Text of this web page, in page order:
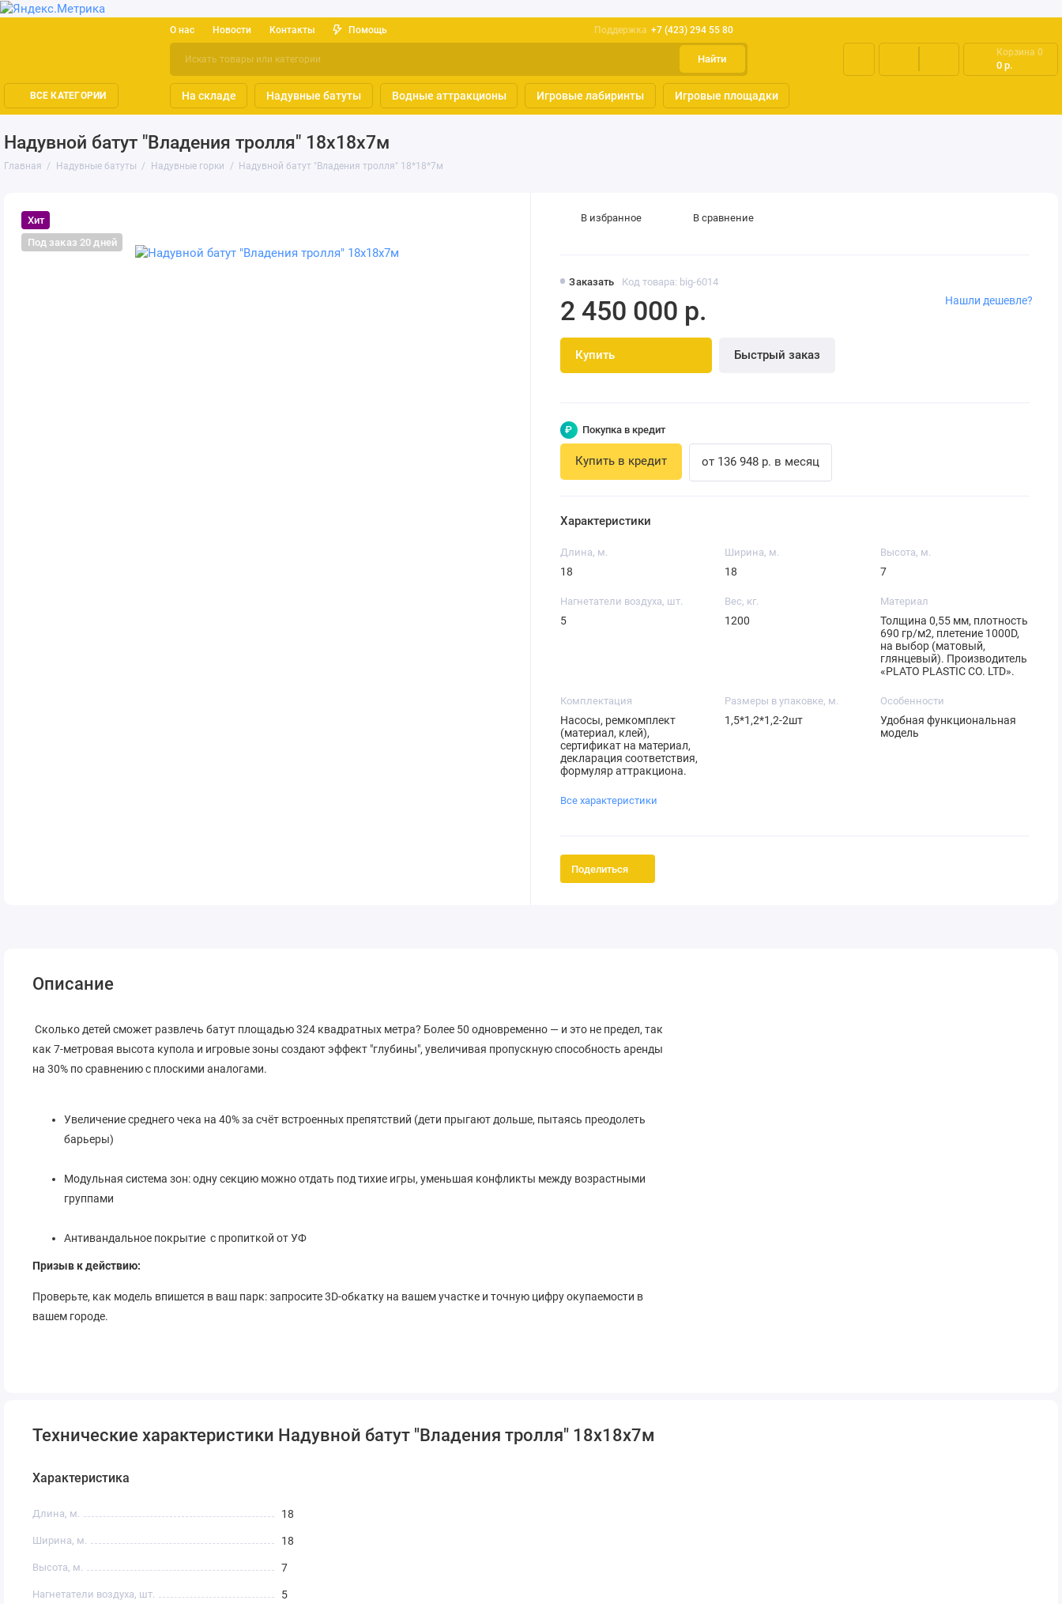
О нас Новости Контакты Помощь Поддержка +7 (423) 294 55 80
Найти
Корзина 0
0 р.
ВСЕ КАТЕГОРИИ На складе Надувные батуты Водные аттракционы Игровые лабиринты Игровые площадки
Надувной батут "Владения тролля" 18х18х7м
Главная Надувные батуты Надувные горки Надувной батут "Владения тролля" 18*18*7м
Хит
Под заказ 20 дней
Заказать Код товара: big-6014
2 450 000 р.
Купить Быстрый заказ
Нашли дешевле?
В избранное В сравнение
₽ Покупка в кредит
Купить в кредит от 136 948 р. в месяц
Характеристики
Длина, м.
18
Ширина, м.
18
Высота, м.
7
Нагнетатели воздуха, шт.
5
Вес, кг.
1200
Материал
Толщина 0,55 мм, плотность
690 гр/м2, плетение 1000D,
на выбор (матовый,
глянцевый). Производитель
«PLATO PLASTIC CO. LTD».
Комплектация
Насосы, ремкомплект
(материал, клей),
сертификат на материал,
декларация соответствия,
формуляр аттракциона.
Размеры в упаковке, м.
1,5*1,2*1,2-2шт
Особенности
Удобная функциональная
модель
Все характеристики
Поделиться
Описание
Сколько детей сможет развлечь батут площадью 324 квадратных метра? Более 50 одновременно — и это не предел, так
как 7-метровая высота купола и игровые зоны создают эффект "глубины", увеличивая пропускную способность аренды
на 30% по сравнению с плоскими аналогами.
Увеличение среднего чека на 40% за счёт встроенных препятствий (дети прыгают дольше, пытаясь преодолеть
барьеры)
Модульная система зон: одну секцию можно отдать под тихие игры, уменьшая конфликты между возрастными
группами
Антивандальное покрытие с пропиткой от УФ
Призыв к действию:
Проверьте, как модель впишется в ваш парк: запросите 3D-обкатку на вашем участке и точную цифру окупаемости в
вашем городе.
Технические характеристики Надувной батут "Владения тролля" 18х18х7м
Характеристика
Длина, м. 18
Ширина, м. 18
Высота, м. 7
Нагнетатели воздуха, шт. 5